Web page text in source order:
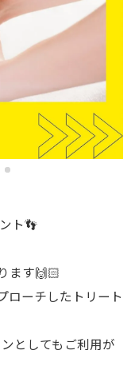
ト👣
ます🙌🏻
ローチしたトリート
としてもご利用が